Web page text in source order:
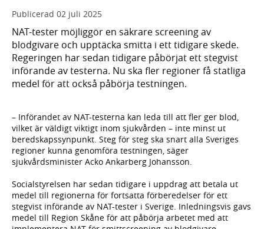
Publicerad 02 juli 2025
NAT-tester möjliggör en säkrare screening av
blodgivare och upptäcka smitta i ett tidigare skede.
Regeringen har sedan tidigare påbörjat ett stegvist
införande av testerna. Nu ska fler regioner få statliga
medel för att också påbörja testningen.
– Införandet av NAT-testerna kan leda till att fler ger blod,
vilket är väldigt viktigt inom sjukvården – inte minst ut
beredskapssynpunkt. Steg för steg ska snart alla Sveriges
regioner kunna genomföra testningen, säger
sjukvårdsminister Acko Ankarberg Johansson.
Socialstyrelsen har sedan tidigare i uppdrag att betala ut
medel till regionerna för fortsatta förberedelser för ett
stegvist införande av NAT-tester i Sverige. Inledningsvis gavs
medel till Region Skåne för att påbörja arbetet med att